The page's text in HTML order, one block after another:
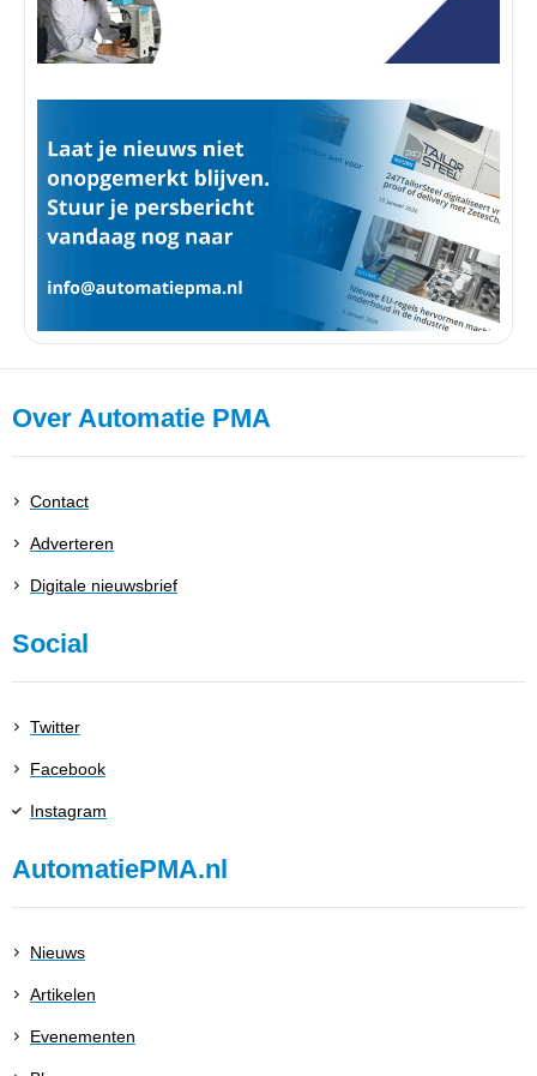
Over Automatie PMA
Contact
Adverteren
Digitale nieuwsbrief
Social
Twitter
Facebook
Instagram
AutomatiePMA.nl
Nieuws
Artikelen
Evenementen